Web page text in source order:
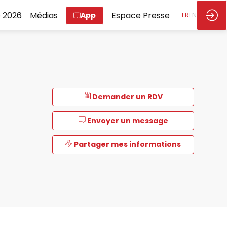
Médias App Espace Presse FREN
Demander un RDV
Envoyer un message
Partager mes informations